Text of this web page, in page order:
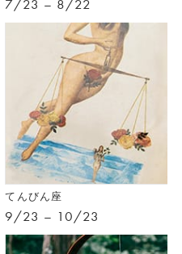
7/23 – 8/22
てんびん座
9/23 – 10/23